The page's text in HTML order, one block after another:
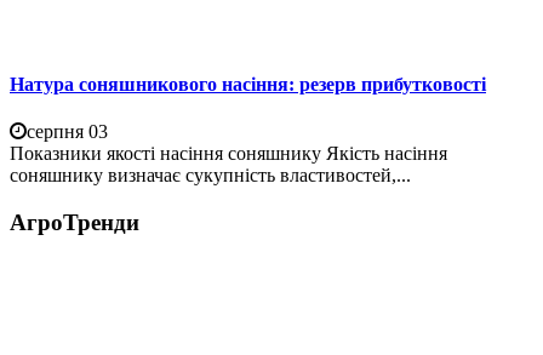
Натура соняшникового насіння: резерв прибутковості
серпня 03
Показники якості насіння соняшнику Якість насіння
соняшнику визначає сукупність властивостей,...
АгроТренди